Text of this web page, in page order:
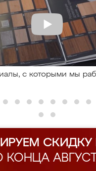
с которыми мы
СКИДКУ
КОНЦА